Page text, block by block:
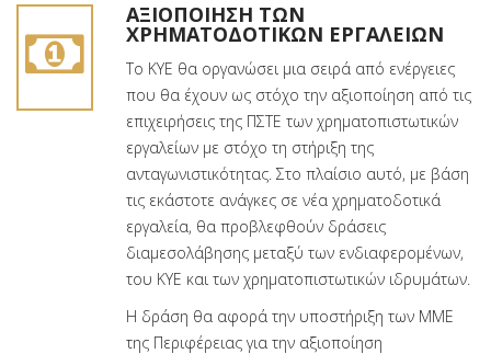
ΑΞΙΟΠΟΊΗΣΗ ΤΩΝ
ΧΡΗΜΑΤΟΔΟΤΙΚΏΝ ΕΡΓΑΛΕΊΩΝ
Το ΚΥΕ θα οργανώσει μια σειρά από ενέργειες
που θα έχουν ως στόχο την αξιοποίηση από τις
επιχειρήσεις της ΠΣΤΕ των χρηματοπιστωτικών
εργαλείων με στόχο τη στήριξη της
ανταγωνιστικότητας. Στο πλαίσιο αυτό, με βάση
τις εκάστοτε ανάγκες σε νέα χρηματοδοτικά
εργαλεία, θα προβλεφθούν δράσεις
διαμεσολάβησης μεταξύ των ενδιαφερομένων,
του ΚΥΕ και των χρηματοπιστωτικών ιδρυμάτων.
Η δράση θα αφορά την υποστήριξη των ΜΜΕ
της Περιφέρειας για την αξιοποίηση